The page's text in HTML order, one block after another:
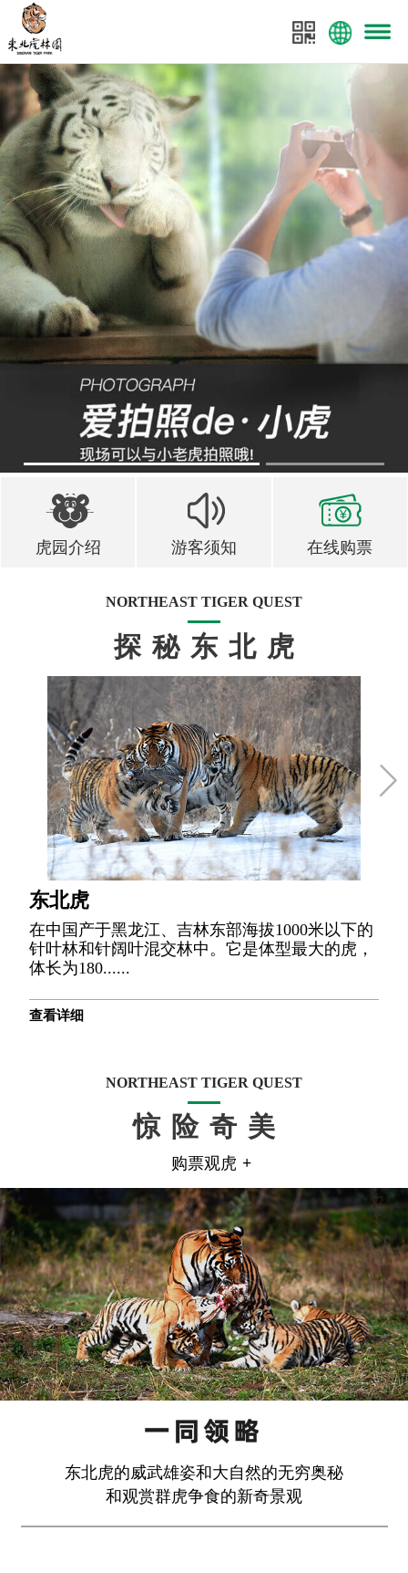
东北虎林园
东北虎林园全案策划：美景数码
1 2
虎园介绍 游客须知 在线购票
NORTHEAST TIGER QUEST
探秘东北虎
东北虎
在中国产于黑龙江、吉林东部海拔1000米以下的
针叶林和针阔叶混交林中。它是体型最大的虎，
体长为180......
查看详细
NORTHEAST TIGER QUEST
惊险奇美
东北虎的威武雄姿和大自然的无穷奥秘
和观赏群虎争食的新奇景观